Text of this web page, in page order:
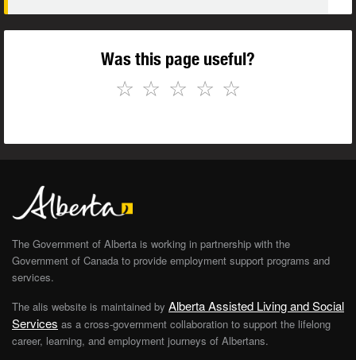
Was this page useful?
☆
☆
☆
☆
☆
The Government of Alberta is working in partnership with the
Government of Canada to provide employment support programs and
services.
The alis website is maintained by Alberta Assisted Living and Social
Services as a cross-government collaboration to support the lifelong
career, learning, and employment journeys of Albertans.